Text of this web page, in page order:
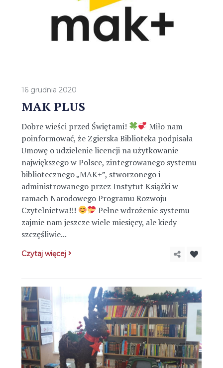
16 grudnia 2020
MAK PLUS
Dobre wieści przed Świętami!
Miło nam
poinformować, że Zgierska Biblioteka podpisała
Umowę o udzielenie licencji na użytkowanie
największego w Polsce, zintegrowanego systemu
bibliotecznego „MAK+”, stworzonego i
administrowanego przez Instytut Książki w
ramach Narodowego Programu Rozwoju
Czytelnictwa!!!
Pełne wdrożenie systemu
zajmie nam jeszcze wiele miesięcy, ale kiedy
szczęśliwie...
Czytaj więcej